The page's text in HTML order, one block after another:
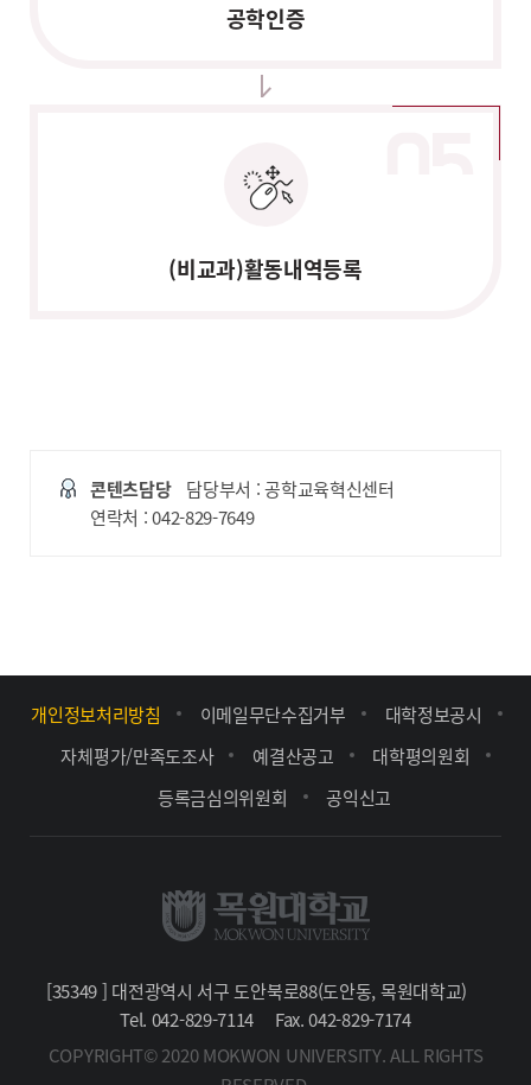
공학인증
(비교과)활동내역등록
콘텐츠담당
담당부서 : 공학교육혁신센터
연락처 : 042-829-7649
개인정보처리방침 이메일무단수집거부
대학정보공시
자체평가/만족도조사
예결산공고
대학평의원회
등록금심의위원회
공익신고
[35349 ] 대전광역시 서구 도안북로88(도안동, 목원대학교)
Tel. 042-829-7114
Fax. 042-829-7174
COPYRIGHT© 2020 MOKWON UNIVERSITY. ALL RIGHTS